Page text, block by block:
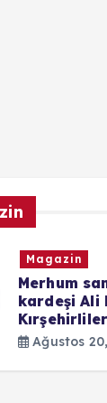
Magazin
Merhum
kardeşi Ali
Ağustos